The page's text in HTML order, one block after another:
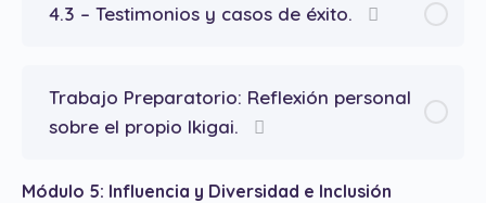
4.3 – Testimonios y casos de éxito.
Trabajo Preparatorio: Reflexión personal
sobre el propio Ikigai.
Módulo 5: Influencia y Diversidad e Inclusión